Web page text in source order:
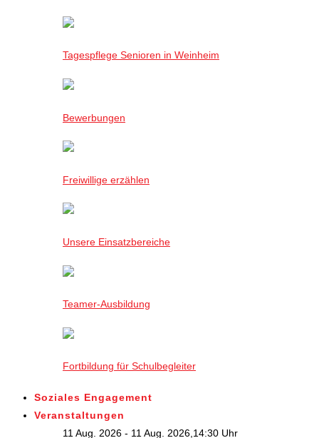
Tagespflege Senioren in Weinheim
Bewerbungen
Freiwillige erzählen
Unsere Einsatzbereiche
Teamer-Ausbildung
Fortbildung für Schulbegleiter
Soziales Engagement
Veranstaltungen
11 Aug. 2026 - 11 Aug. 2026,14:30 Uhr